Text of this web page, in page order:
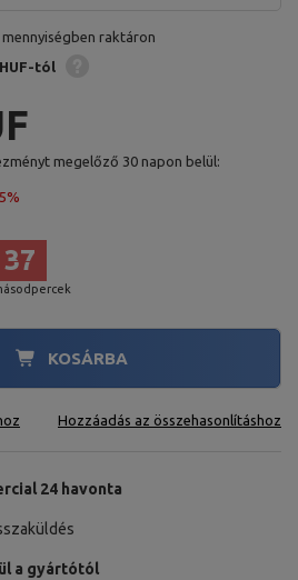
raktáron
HUF-tól
megelőző 30 napon belül:
36
KOSÁRBA
Hozzáadás az összehasonlításhoz
24 havonta
a gyártótól